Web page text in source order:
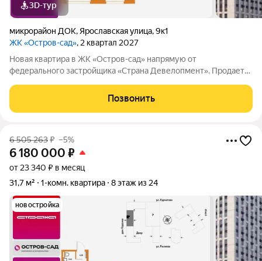
3D-тур
микрорайон ДОК, Ярославская улица,9к1
ЖК «Остров-сад», 2 квартал 2027
Новая квартира в ЖК «Остров-сад» напрямую от
федерального застройщика «Страна Девелопмент». Продается
Девелопмент. Площадь квартиры 30,83 кв. м. Жилой комплекс
Позвонить
6 505 263₽ –5%
6 180 000 ₽
от 23 340 ₽ в месяц
31,7 м²
1-комн. квартира 8 этаж из 24
новостройка